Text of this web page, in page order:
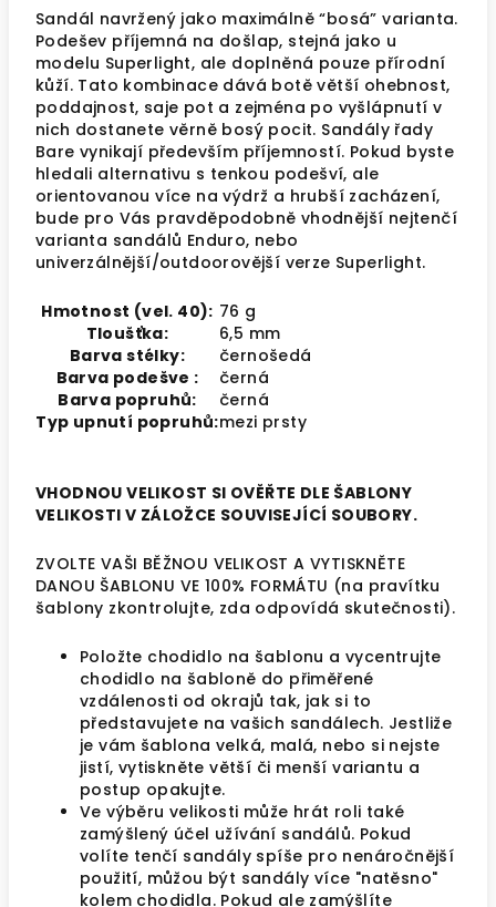
Sandál navržený jako maximálně “bosá” varianta.
Podešev příjemná na došlap, stejná jako u
modelu Superlight, ale doplněná pouze přírodní
kůží. Tato kombinace dává botě větší ohebnost,
poddajnost, saje pot a zejména po vyšlápnutí v
nich dostanete věrně bosý pocit. Sandály řady
Bare vynikají především příjemností. Pokud byste
hledali alternativu s tenkou podešví, ale
orientovanou více na výdrž a hrubší zacházení,
bude pro Vás pravděpodobně vhodnější nejtenčí
varianta sandálů Enduro, nebo
univerzálnější/outdoorovější verze Superlight.
Hmotnost (vel. 40): 76 g
Tloušťka:
6,5 mm
Barva stélky:
černošedá
Barva podešve :
černá
Barva popruhů:
černá
Typ upnutí popruhů:mezi prsty
VHODNOU VELIKOST SI OVĚŘTE DLE ŠABLONY
VELIKOSTI V ZÁLOŽCE SOUVISEJÍCÍ SOUBORY.
ZVOLTE VAŠI BĚŽNOU VELIKOST A VYTISKNĚTE
DANOU ŠABLONU VE 100% FORMÁTU (na pravítku
šablony zkontrolujte, zda odpovídá skutečnosti).
Položte chodidlo na šablonu a vycentrujte
chodidlo na šabloně do přiměřené
vzdálenosti od okrajů tak, jak si to
představujete na vašich sandálech. Jestliže
je vám šablona velká, malá, nebo si nejste
jistí, vytiskněte větší či menší variantu a
postup opakujte.
Ve výběru velikosti může hrát roli také
zamýšlený účel užívání sandálů. Pokud
volíte tenčí sandály spíše pro nenáročnější
použití, můžou být sandály více "natěsno"
kolem chodidla. Pokud ale zamýšlíte